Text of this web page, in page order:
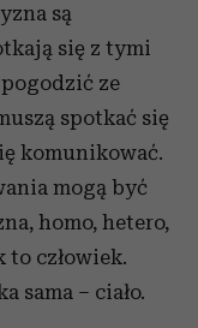
są
się z tymi
ze
spotkać się
komunikować.
mogą być
homo, hetero,
to człowiek.
sama – ciało.